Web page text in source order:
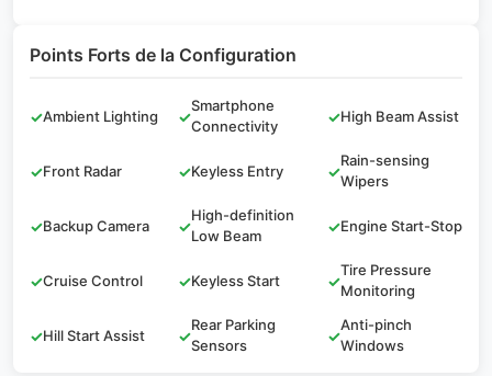
Points Forts de la Configuration
✓Ambient Lighting ✓
Smartphone
Connectivity
✓High Beam Assist
✓Front Radar ✓Keyless Entry ✓
Rain-sensing
Wipers
✓Backup Camera ✓
High-definition
Low Beam
✓Engine Start-Stop
✓Cruise Control ✓Keyless Start ✓
Tire Pressure
Monitoring
✓Hill Start Assist ✓
Rear Parking
Sensors
✓
Anti-pinch
Windows